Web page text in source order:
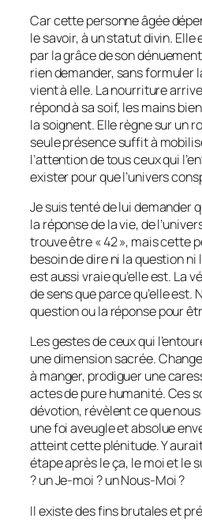
Car cette personne âgée
le savoir, à un statut divin. Elle
par la grâce de son
rien demander, sans formuler
vient à elle. La nourriture
répond à sa soif, les mains
la soignent. Elle règne sur un
seule présence suffit à
l’attention de tous ceux qui
exister pour que l’univers
Je suis tenté de lui demander
la réponse de la vie, de
trouve être « 42 », mais cette
besoin de dire ni la question ni
est aussi vraie qu’elle est. La
de sens que parce qu’elle est.
question ou la réponse pour
Les gestes de ceux qui
une dimension sacrée.
à manger, prodiguer une
actes de pure humanité. Ces
dévotion, révèlent ce que
une foi aveugle et absolue
atteint cette plénitude. Y
étape après le ça, le moi et le
? un Je-moi ? un Nous-Moi ?
Il existe des fins brutales et